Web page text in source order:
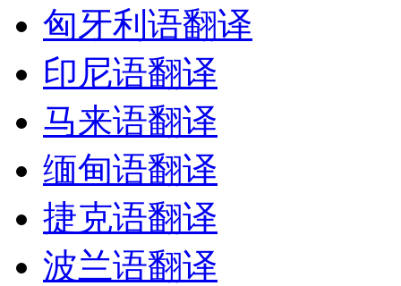
匈牙利语翻译
印尼语翻译
马来语翻译
缅甸语翻译
捷克语翻译
波兰语翻译